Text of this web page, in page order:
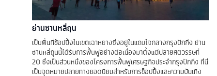
ย่านซานหลี่ถุน
เป็นพื้นที่ช้อปปิ้งในเขตเฉาหยางซึ่งอยู่ในแถบใจกลางกรุงปักกิ่ง ย่าน
ซานหลี่ถุนนี้ได้รับการฟื้นฟูอย่างต่อเนื่องมาตั้งแต่ปลายศตวรรษที่
20 ซึ่งเป็นส่วนหนึ่งของโครงการฟื้นฟูเศรษฐกิจประจำกรุงปักกิ่ง ที่นี่
เป็นจุดหมายปลายทางยอดนิยมสำหรับการช็อปปิ้งและความบันเทิง